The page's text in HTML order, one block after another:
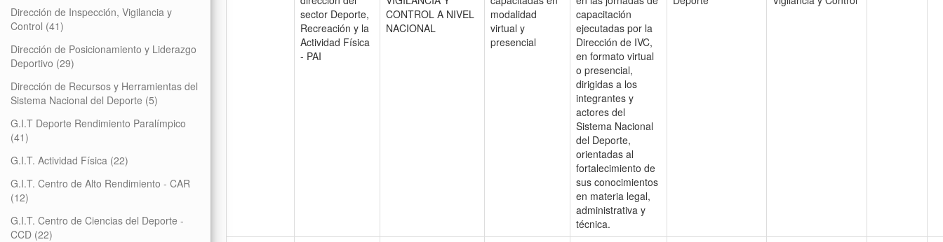
Dirección de Inspección, Vigilancia y
Control (41)
Dirección de Posicionamiento y Liderazgo
Deportivo (29)
Dirección de Recursos y Herramientas del
Sistema Nacional del Deporte (5)
G.I.T Deporte Rendimiento Paralímpico
(41)
G.I.T. Actividad Física (22)
G.I.T. Centro de Alto Rendimiento - CAR
(12)
G.I.T. Centro de Ciencias del Deporte -
CCD (22)
sector Deporte,
Recreación y la
Actividad Física
- PAI
CONTROL A NIVEL
NACIONAL
modalidad
virtual y
presencial
capacitación
ejecutadas por la
Dirección de IVC,
en formato virtual
o presencial,
dirigidas a los
integrantes y
actores del
Sistema Nacional
del Deporte,
orientadas al
fortalecimiento de
sus conocimientos
en materia legal,
administrativa y
técnica.